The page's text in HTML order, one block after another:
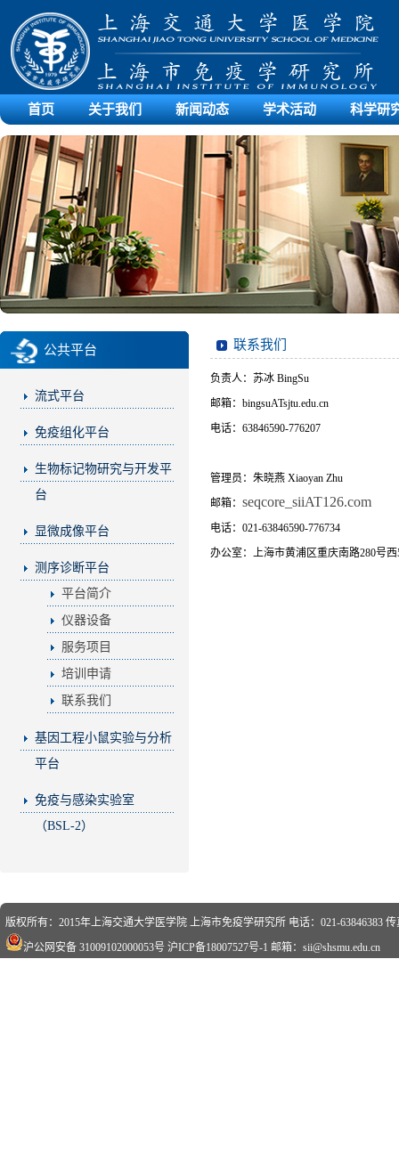
首页 关于我们 新闻动态 学术活动 科学研
公共平台
流式平台
免疫组化平台
生物标记物研究与开发平
台
显微成像平台
测序诊断平台
平台简介
仪器设备
服务项目
培训申请
联系我们
基因工程小鼠实验与分析
平台
免疫与感染实验室
（BSL-2）
联系我们
负责人：苏冰 BingSu
邮箱：bingsuATsjtu.edu.cn
电话：63846590-776207
管理员：朱晓燕 Xiaoyan Zhu
邮箱： seqcore_siiAT126.com
电话：021-63846590-776734
办公室：上海市黄浦区重庆南路280号西
版权所有：2015年上海交通大学医学院 上海市免疫学研究所 电话：021-63846383 传
沪公网安备 31009102000053号 沪ICP备18007527号-1 邮箱：sii@shsmu.edu.cn